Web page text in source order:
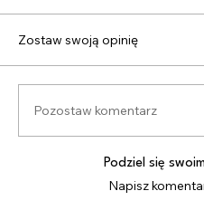
Zostaw swoją opinię
Pozostaw komentarz
Podziel się
Napisz